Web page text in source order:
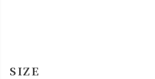
SIZE